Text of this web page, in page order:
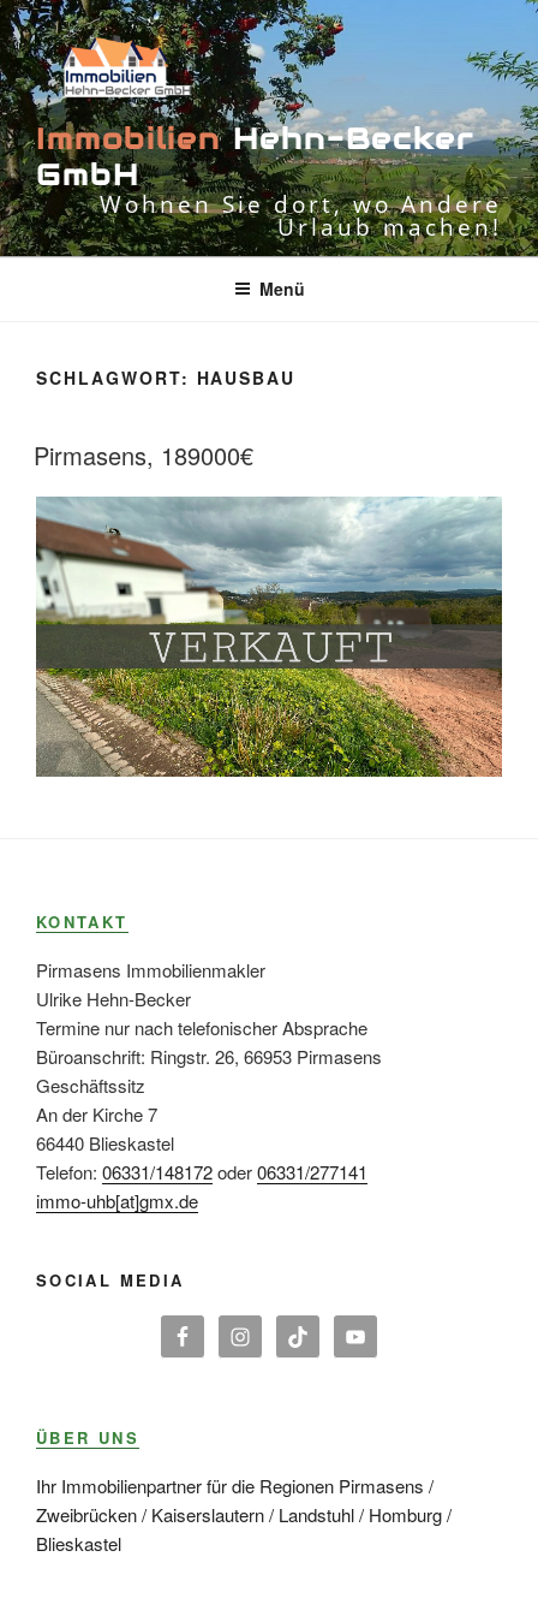
Zum
Inhalt
springen
Immobilien Hehn-Becker
GmbH
Wohnen Sie dort, wo Andere
Urlaub machen!
Menü
SCHLAGWORT: HAUSBAU
Pirmasens, 189000€
KONTAKT
Pirmasens Immobilienmakler
Ulrike Hehn-Becker
Termine nur nach telefonischer Absprache
Büroanschrift: Ringstr. 26, 66953 Pirmasens
Geschäftssitz
An der Kirche 7
66440 Blieskastel
Telefon: 06331/148172oder06331/277141
immo-uhb[at]gmx.de
SOCIAL MEDIA
ÜBER UNS
Ihr Immobilienpartner für die Regionen Pirmasens /
Zweibrücken / Kaiserslautern / Landstuhl / Homburg /
Blieskastel